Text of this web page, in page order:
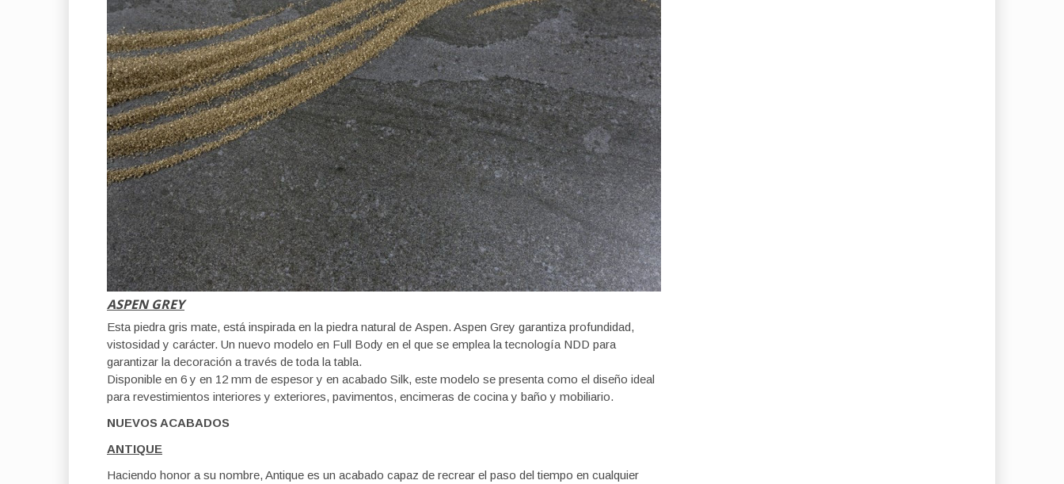
ASPEN GREY
Esta piedra gris mate, está inspirada en la piedra natural de Aspen. Aspen Grey garantiza profundidad,
vistosidad y carácter. Un nuevo modelo en Full Body en el que se emplea la tecnología NDD para
garantizar la decoración a través de toda la tabla.
Disponible en 6 y en 12 mm de espesor y en acabado Silk, este modelo se presenta como el diseño ideal
para revestimientos interiores y exteriores, pavimentos, encimeras de cocina y baño y mobiliario.
NUEVOS ACABADOS
ANTIQUE
Haciendo honor a su nombre, Antique es un acabado capaz de recrear el paso del tiempo en cualquier